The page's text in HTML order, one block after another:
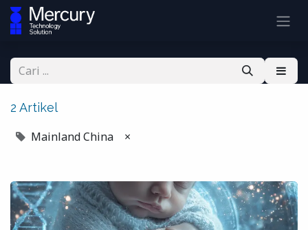
2 Artikel
Mainland China ×